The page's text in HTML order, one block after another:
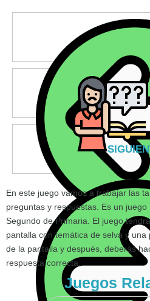
En este juego vamos a trabajar las
preguntas y respuestas. Es un
Segundo de Primaria. El juego
pantalla con temática de selva y
de la pantalla y después, deberás
respuesta correcta.
Juegos